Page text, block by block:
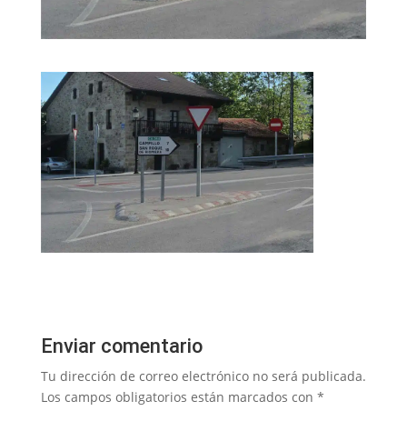
Enviar comentario
Tu dirección de correo electrónico no será publicada.
Los campos obligatorios están marcados con *